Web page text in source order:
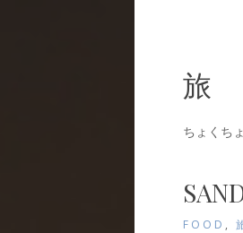
旅
ちょくち
FOOD ,